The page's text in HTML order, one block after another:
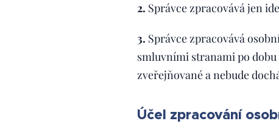
2. Správce zpracovává jen
3. Správce zpracovává
smluvními stranami po
zveřejňované a nebude
Účel zpracování